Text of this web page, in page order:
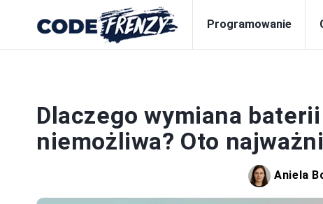
Programowanie
Dlaczego wymiana
niemożliwa? Oto
Aniela